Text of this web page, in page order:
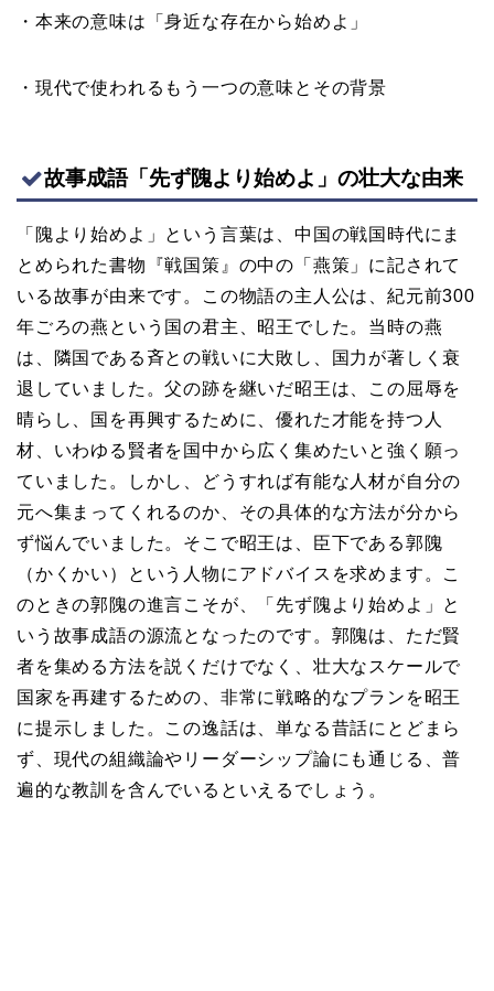
・本来の意味は「身近な存在から始めよ」
・現代で使われるもう一つの意味とその背景
故事成語「先ず隗より始めよ」の壮大な由来
「隗より始めよ」という言葉は、中国の戦国時代にま
とめられた書物『戦国策』の中の「燕策」に記されて
いる故事が由来です。この物語の主人公は、紀元前300
年ごろの燕という国の君主、昭王でした。当時の燕
は、隣国である斉との戦いに大敗し、国力が著しく衰
退していました。父の跡を継いだ昭王は、この屈辱を
晴らし、国を再興するために、優れた才能を持つ人
材、いわゆる賢者を国中から広く集めたいと強く願っ
ていました。しかし、どうすれば有能な人材が自分の
元へ集まってくれるのか、その具体的な方法が分から
ず悩んでいました。そこで昭王は、臣下である郭隗
（かくかい）という人物にアドバイスを求めます。こ
のときの郭隗の進言こそが、「先ず隗より始めよ」と
いう故事成語の源流となったのです。郭隗は、ただ賢
者を集める方法を説くだけでなく、壮大なスケールで
国家を再建するための、非常に戦略的なプランを昭王
に提示しました。この逸話は、単なる昔話にとどまら
ず、現代の組織論やリーダーシップ論にも通じる、普
遍的な教訓を含んでいるといえるでしょう。